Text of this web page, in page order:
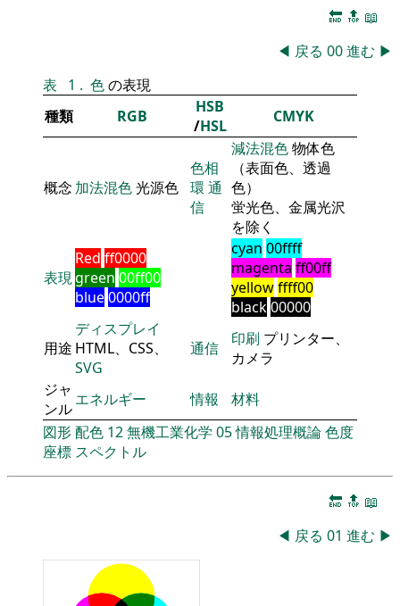
🔚 🔝 📖
◀ 戻る 00進む ▶
表
1 . 色の表現
種類
RGB
HSB
/HSL CMYK
概念 加法混色光源色
色相
環 通
信
減法混色物体色
（表面色、透過
色）
蛍光色、金属光沢
を除く
表現
Red ff0000
green 00ff00
blue0000ff
cyan 00ffff
magenta ff00ff
yellowffff00
black00000
用途
ディスプレイ
HTML、CSS、
SVG
通信 印刷 プリンター、
カメラ
ジャ
ンルエネルギー 情報
材料
図形配色 12無機工業化学 05情報処理概論色度
座標 スペクトル
🔚 🔝 📖
◀ 戻る 01 進む ▶